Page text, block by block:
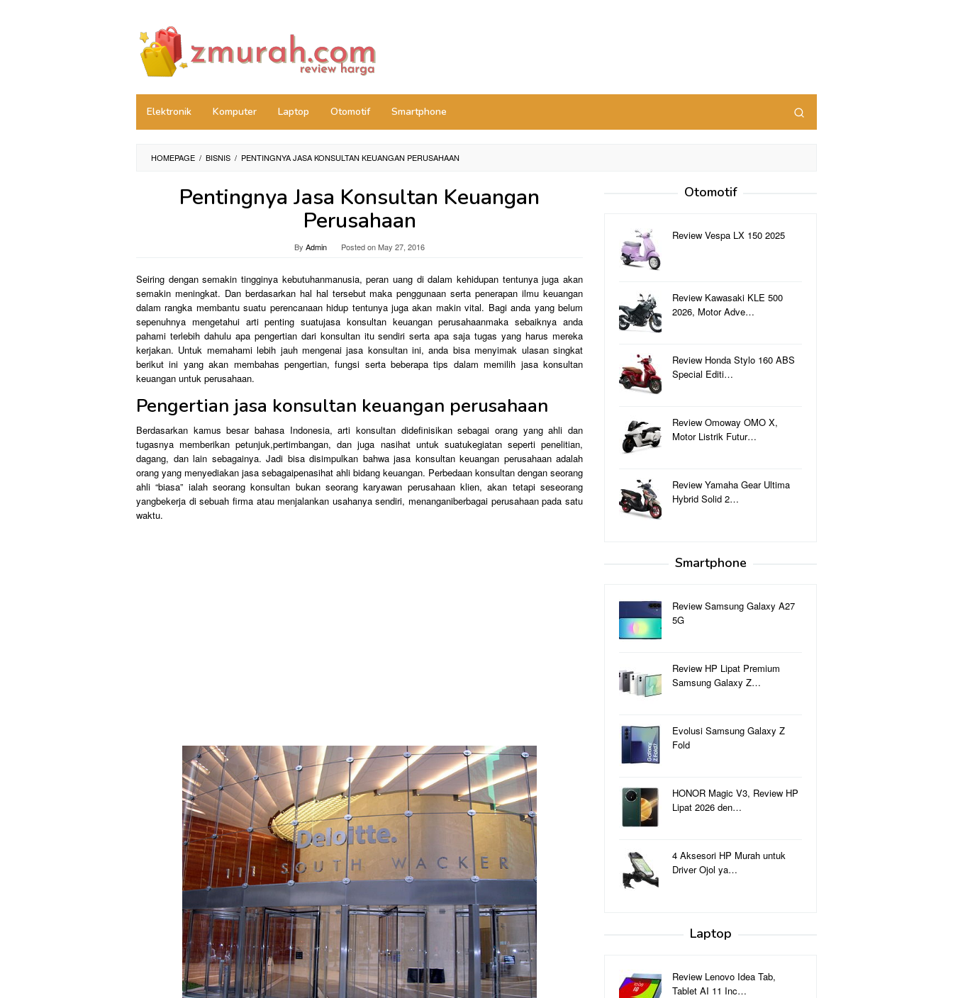
Elektronik Komputer Laptop Otomotif Smartphone
HOMEPAGE / BISNIS / PENTINGNYA JASA KONSULTAN KEUANGAN PERUSAHAAN
Pentingnya Jasa Konsultan Keuangan
Perusahaan
By Admin Posted onMay 27, 2016
Seiring dengan semakin tingginya kebutuhanmanusia, peran uang di dalam kehidupan tentunya juga akan
semakin meningkat. Dan berdasarkan hal hal tersebut maka penggunaan serta penerapan ilmu keuangan
dalam rangka membantu suatu perencanaan hidup tentunya juga akan makin vital. Bagi anda yang belum
sepenuhnya mengetahui arti penting suatujasa konsultan keuangan perusahaanmaka sebaiknya anda
pahami terlebih dahulu apa pengertian dari konsultan itu sendiri serta apa saja tugas yang harus mereka
kerjakan. Untuk memahami lebih jauh mengenai jasa konsultan ini, anda bisa menyimak ulasan singkat
berikut ini yang akan membahas pengertian, fungsi serta beberapa tips dalam memilih jasa konsultan
keuangan untuk perusahaan.
Pengertian jasa konsultan keuangan perusahaan
Berdasarkan kamus besar bahasa Indonesia, arti konsultan didefinisikan sebagai orang yang ahli dan
tugasnya memberikan petunjuk,pertimbangan, dan juga nasihat untuk suatukegiatan seperti penelitian,
dagang, dan lain sebagainya. Jadi bisa disimpulkan bahwa jasa konsultan keuangan perusahaan adalah
orang yang menyediakan jasa sebagaipenasihat ahli bidang keuangan. Perbedaan konsultan dengan seorang
ahli “biasa” ialah seorang konsultan bukan seorang karyawan perusahaan klien, akan tetapi seseorang
yangbekerja di sebuah firma atau menjalankan usahanya sendiri, menanganiberbagai perusahaan pada satu
waktu.
Otomotif
Review Vespa LX 150 2025
Review Kawasaki KLE 500
2026, Motor Adve…
Review Honda Stylo 160 ABS
Special Editi…
Review Omoway OMO X,
Motor Listrik Futur…
Review Yamaha Gear Ultima
Hybrid Solid 2…
Smartphone
Review Samsung Galaxy A27
5G
Review HP Lipat Premium
Samsung Galaxy Z…
Evolusi Samsung Galaxy Z
Fold
HONOR Magic V3, Review HP
Lipat 2026 den…
4 Aksesori HP Murah untuk
Driver Ojol ya…
Laptop
Review Lenovo Idea Tab,
Tablet AI 11 Inc…